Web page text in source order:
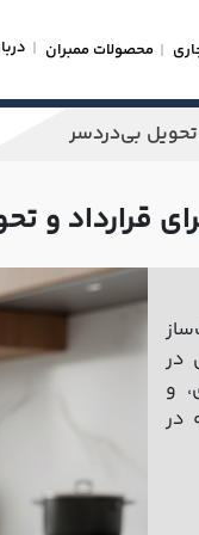
محصولات ممبران
تحویل بی‌دردسر
قرارداد و
کابینت‌ساز
در
و
با 12 سال تجربه در